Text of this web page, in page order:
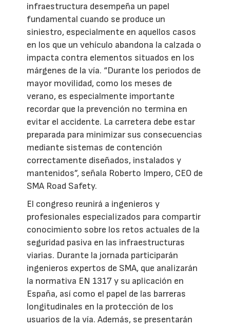
infraestructura desempeña un papel
fundamental cuando se produce un
siniestro, especialmente en aquellos casos
en los que un vehículo abandona la calzada o
impacta contra elementos situados en los
márgenes de la vía. “Durante los periodos de
mayor movilidad, como los meses de
verano, es especialmente importante
recordar que la prevención no termina en
evitar el accidente. La carretera debe estar
preparada para minimizar sus consecuencias
mediante sistemas de contención
correctamente diseñados, instalados y
mantenidos”, señala Roberto Impero, CEO de
SMA Road Safety.
El congreso reunirá a ingenieros y
profesionales especializados para compartir
conocimiento sobre los retos actuales de la
seguridad pasiva en las infraestructuras
viarias. Durante la jornada participarán
ingenieros expertos de SMA, que analizarán
la normativa EN 1317 y su aplicación en
España, así como el papel de las barreras
longitudinales en la protección de los
usuarios de la vía. Además, se presentarán